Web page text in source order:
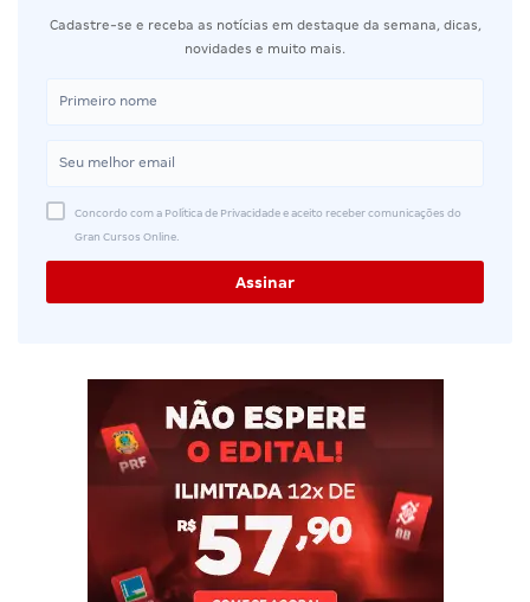
Cadastre-se e receba as notícias em destaque da semana, dicas,
novidades e muito mais.
Concordo com a Política de Privacidade e aceito receber comunicações do
Gran Cursos Online.